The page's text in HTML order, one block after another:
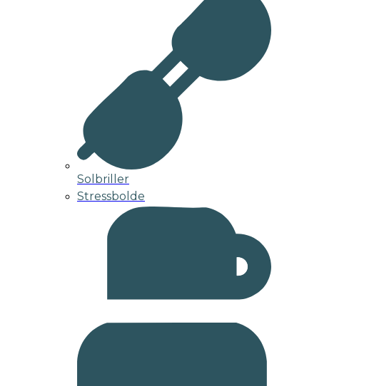
Solbriller
Stressbolde